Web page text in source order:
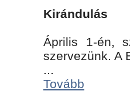
Kirándulás
Április 1-én,
szervezünk. A
...
Tovább